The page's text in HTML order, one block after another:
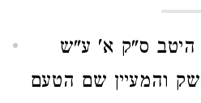
היטב ס"ק א' ע"ש
והמעיין שם הטעם